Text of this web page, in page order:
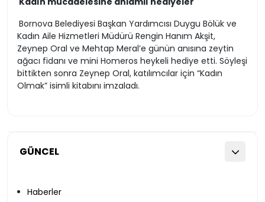
GÜNCEL
Haberler
Bornova Belediyesi Başkan Yardımcısı Duygu Bölük ve
Kadın Aile Hizmetleri Müdürü Rengin Hanım Akşit,
Zeynep Oral ve Mehtap Meral’e günün anısına zeytin
ağacı fidanı ve mini Homeros heykeli hediye etti. Söyleşi
bittikten sonra Zeynep Oral, katılımcılar için “Kadın
Olmak” isimli kitabını imzaladı.